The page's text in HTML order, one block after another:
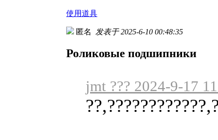
使用道具
匿名 发表于 2025-6-10 00:48:35
Роликовые подшипники
jmt ??? 2024-9-17